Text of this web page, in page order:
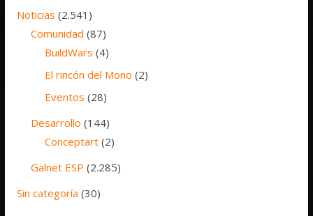
Noticias (2.541)
Comunidad (87)
BuildWars (4)
El rincón del Mono (2)
Eventos (28)
Desarrollo (144)
Conceptart (2)
Galnet ESP (2.285)
Sin categoría (30)